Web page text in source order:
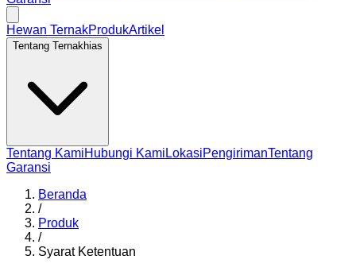
Hewan TernakProdukArtikel
Tentang Ternakhias
Tentang KamiHubungi Kami LokasiPengirimanTentang
Garansi
Beranda
/
Produk
/
Syarat Ketentuan